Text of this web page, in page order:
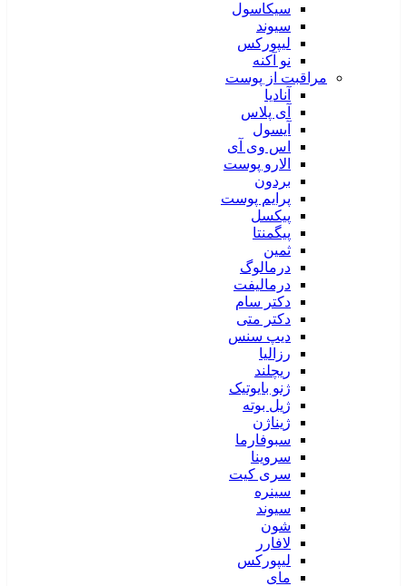
سیکاسول
سیوند
لیپورکس
نو آکنه
مراقبت از پوست
آنادیا
آی پلاس
آیسول
اس وی آی
الارو پوست
بردون
پرایم پوست
پیکسل
پیگمنتا
ثمین
درمالوگ
درمالیفت
دکتر سام
دکتر متی
دیپ سنس
رزالیا
ریچلند
ژنو بایوتیک
ژیل بوته
ژیناژن
سبوفارما
سروینا
سری کیت
سینره
سیوند
شون
لافارر
لیپورکس
مای